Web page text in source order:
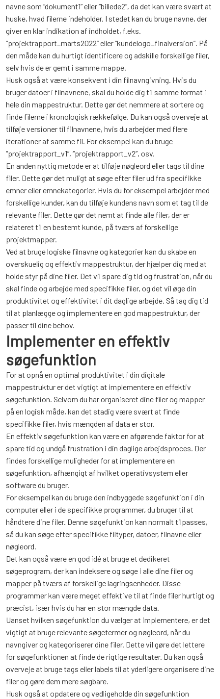
navne som “dokument1” eller “billede2”, da det kan være svært at
huske, hvad filerne indeholder. I stedet kan du bruge navne, der
giver en klar indikation af indholdet, f.eks.
“projektrapport_marts2022” eller “kundelogo_finalversion”. På
den måde kan du hurtigt identificere og adskille forskellige filer,
selv hvis de er gemt i samme mappe.
Husk også at være konsekvent i din filnavngivning. Hvis du
bruger datoer i filnavnene, skal du holde dig til samme format i
hele din mappestruktur. Dette gør det nemmere at sortere og
finde filerne i kronologisk rækkefølge. Du kan også overveje at
tilføje versioner til filnavnene, hvis du arbejder med flere
iterationer af samme fil. For eksempel kan du bruge
“projektrapport_v1”, “projektrapport_v2”, osv.
En anden nyttig metode er at tilføje nøgleord eller tags til dine
filer. Dette gør det muligt at søge efter filer ud fra specifikke
emner eller emnekategorier. Hvis du for eksempel arbejder med
forskellige kunder, kan du tilføje kundens navn som et tag til de
relevante filer. Dette gør det nemt at finde alle filer, der er
relateret til en bestemt kunde, på tværs af forskellige
projektmapper.
Ved at bruge logiske filnavne og kategorier kan du skabe en
overskuelig og effektiv mappestruktur, der hjælper dig med at
holde styr på dine filer. Det vil spare dig tid og frustration, når du
skal finde og arbejde med specifikke filer, og det vil øge din
produktivitet og effektivitet i dit daglige arbejde. Så tag dig tid
til at planlægge og implementere en god mappestruktur, der
passer til dine behov.
Implementer en effektiv
søgefunktion
For at opnå en optimal produktivitet i din digitale
mappestruktur er det vigtigt at implementere en effektiv
søgefunktion. Selvom du har organiseret dine filer og mapper
på en logisk måde, kan det stadig være svært at finde
specifikke filer, hvis mængden af data er stor.
En effektiv søgefunktion kan være en afgørende faktor for at
spare tid og undgå frustration i din daglige arbejdsproces. Der
findes forskellige muligheder for at implementere en
søgefunktion, afhængigt af hvilket operativsystem eller
software du bruger.
For eksempel kan du bruge den indbyggede søgefunktion i din
computer eller i de specifikke programmer, du bruger til at
håndtere dine filer. Denne søgefunktion kan normalt tilpasses,
så du kan søge efter specifikke filtyper, datoer, filnavne eller
nøgleord.
Det kan også være en god idé at bruge et dedikeret
søgeprogram, der kan indeksere og søge i alle dine filer og
mapper på tværs af forskellige lagringsenheder. Disse
programmer kan være meget effektive til at finde filer hurtigt og
præcist, især hvis du har en stor mængde data.
Uanset hvilken søgefunktion du vælger at implementere, er det
vigtigt at bruge relevante søgetermer og nøgleord, når du
navngiver og kategoriserer dine filer. Dette vil gøre det lettere
for søgefunktionen at finde de rigtige resultater. Du kan også
overveje at bruge tags eller labels til at yderligere organisere dine
filer og gøre dem mere søgbare.
Husk også at opdatere og vedligeholde din søgefunktion